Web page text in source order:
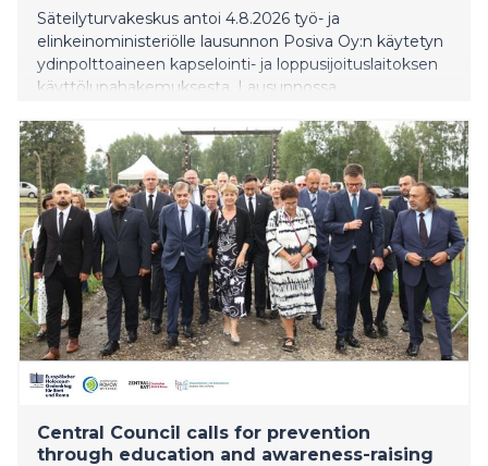
Säteilyturvakeskus antoi 4.8.2026 työ- ja
elinkeinoministeriölle lausunnon Posiva Oy:n käytetyn
ydinpolttoaineen kapselointi- ja loppusijoituslaitoksen
käyttölupahakemuksesta. Lausunnossa
myöntämisen edellyttämät turvallisuusvaatimukset
täyttyvät. Kyseessä on ensimmäinen kerta
maailmassa, kun käytetyn ydinpolttoaineen
geologinen loppusijoituslaitos on edennyt
käyttölupavaiheeseen.
Central Council calls for prevention
through education and awareness-raising